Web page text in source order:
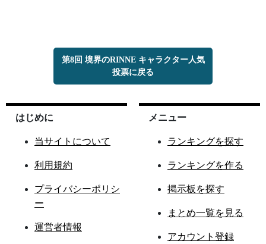
第8回 境界のRINNE キャラクター人気
投票に戻る
はじめに
当サイトについて
利用規約
プライバシーポリシ
ー
運営者情報
メニュー
ランキングを探す
ランキングを作る
掲示板を探す
まとめ一覧を見る
アカウント登録